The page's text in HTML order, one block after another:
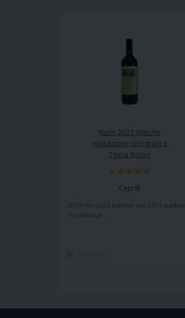
Kurni 2023 Marche
Indicazione Geografica
Tipica Rosso
Сергій
2019 топ 2022 майже топ 2023 майже
топ Краще ..